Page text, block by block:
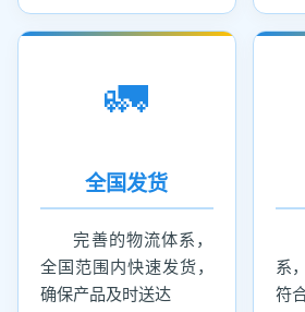
🚛
全国发货
完善的物流体系，
全国范围内快速发货，
确保产品及时送达
系
符